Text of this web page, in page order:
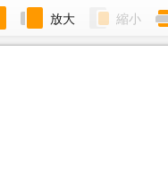
放大 縮小